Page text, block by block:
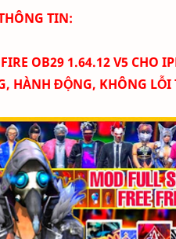
TIN:
OB29 1.64.12 V5 CHO
HÀNH ĐỘNG, KHÔNG LỖI